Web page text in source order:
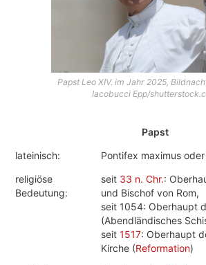
Papst Leo XIV. im Jahr 2025,
Iacobucci Epp/
Papst
lateinisch:
Pontifex maximus
religiöse
Bedeutung:
seit 33 n. Chr.:
und Bischof von Rom,
seit 1054: Oberhaupt
(Abendländisches
seit 1517: Oberhaupt
Kirche (Reformation)